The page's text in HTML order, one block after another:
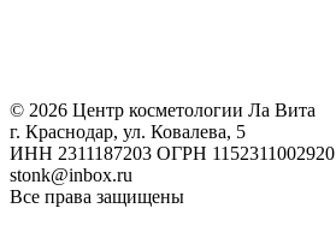
© 2026 Центр косметологии Ла Вита
г. Краснодар, ул. Ковалева, 5
ИНН 2311187203 ОГРН 1152311002920
stonk@inbox.ru
Все права защищены